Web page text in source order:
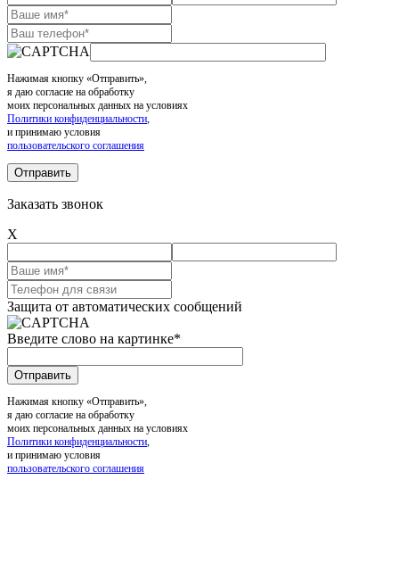
Нажимая кнопку «Отправить»,
я даю согласие на обработку
моих персональных данных на условиях
Политики конфиденциальности
и принимаю условия
пользовательского соглашения
Заказать звонок
X
Защита от автоматических сообщений
Введите слово на картинке*
Нажимая кнопку «Отправить»,
я даю согласие на обработку
моих персональных данных на условиях
Политики конфиденциальности
и принимаю условия
пользовательского соглашения